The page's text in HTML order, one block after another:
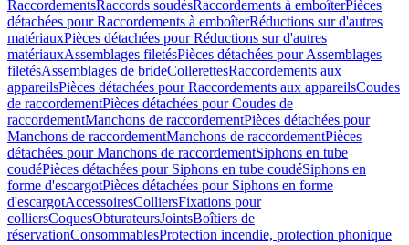
RaccordementsRaccords soudésRaccordements à emboîterPièces
détachées pour Raccordements à emboîterRéductions sur d'autres
matériauxPièces détachées pour Réductions sur d'autres
matériauxAssemblages filetésPièces détachées pour Assemblages
filetésAssemblages de brideCollerettesRaccordements aux
appareilsPièces détachées pour Raccordements aux appareilsCoudes
de raccordementPièces détachées pour Coudes de
raccordementManchons de raccordementPièces détachées pour
Manchons de raccordementManchons de raccordementPièces
détachées pour Manchons de raccordementSiphons en tube
coudéPièces détachées pour Siphons en tube coudéSiphons en
forme d'escargotPièces détachées pour Siphons en forme
d'escargotAccessoiresColliersFixations pour
colliersCoquesObturateursJointsBoîtiers de
réservationConsommablesProtection incendie, protection phonique